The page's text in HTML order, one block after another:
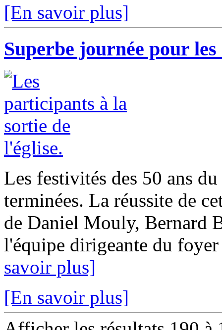
[En savoir plus]
Superbe journée pour
Les festivités des 50 ans
terminées. La réussite de
de Daniel Mouly, Bernard
l'équipe dirigeante du
savoir plus]
[En savoir plus]